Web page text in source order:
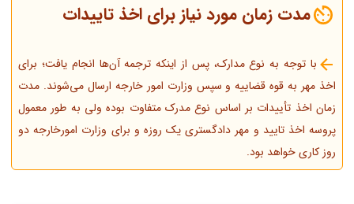
مدت زمان مورد نیاز برای اخذ تاییدات
با توجه به نوع مدارک، پس از اینکه ترجمه آن‌ها انجام یافت؛ برای
اخذ مهر به قوه قضاییه و سپس وزارت امور خارجه ارسال می‌شوند. مدت
زمان اخذ تأییدات بر اساس نوع مدرک متفاوت بوده ولی به طور معمول
پروسه اخذ تایید و مهر دادگستری یک روزه و برای وزارت امورخارجه دو
روز کاری خواهد بود.